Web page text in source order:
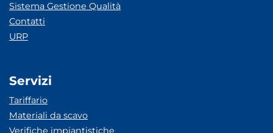
Sistema Gestione Qualità
Contatti
URP
Servizi
Tariffario
Materiali da scavo
Verifiche impiantistiche